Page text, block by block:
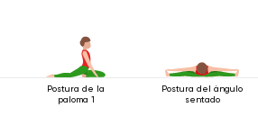
Postura de la
paloma 1
Postura del ángulo
sentado